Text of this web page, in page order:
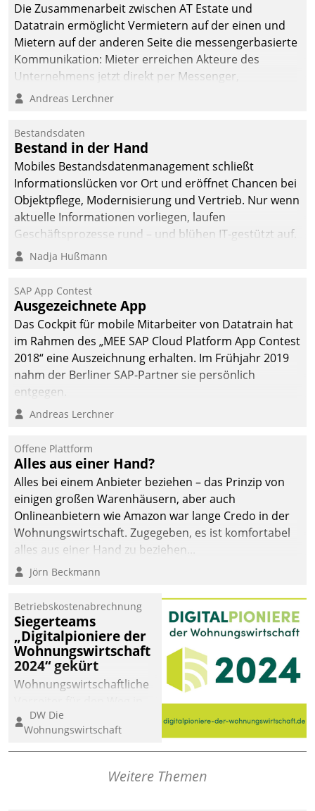
Die Zusammenarbeit zwischen AT Estate und
Datatrain ermöglicht Vermietern auf der einen und
Mietern auf der anderen Seite die messengerbasierte
Kommunikation: Mieter erreichen Akteure des
Unternehmens jetzt direkt per Messenger,
Mitarbeiter oder Dienstleister empfangen oder
Andreas Lerchner
Bestandsdaten
Bestand in der Hand
Mobiles Bestandsdatenmanagement schließt
Informationslücken vor Ort und eröffnet Chancen bei
Objektpflege, Modernisierung und Vertrieb. Nur wenn
aktuelle Informationen vorliegen, laufen
Geschäftsprozesse rund – und blühen IT-gestützt auf.
Nadja Hußmann
SAP App Contest
Ausgezeichnete App
Das Cockpit für mobile Mitarbeiter von Datatrain hat
im Rahmen des „MEE SAP Cloud Platform App Contest
2018“ eine Auszeichnung erhalten. Im Frühjahr 2019
nahm der Berliner SAP-Partner sie persönlich
entgegen.
Andreas Lerchner
Offene Plattform
Alles aus einer Hand?
Alles bei einem Anbieter beziehen – das Prinzip von
einigen großen Warenhäusern, aber auch
Onlineanbietern wie Amazon war lange Credo in der
Wohnungswirtschaft. Zugegeben, es ist komfortabel
alles aus einer Hand zu beziehen...
Jörn Beckmann
Betriebskostenabrechnung
Siegerteams
„Digitalpioniere der
Wohnungswirtschaft
2024“ gekürt
Wohnungswirtschaftliche
eine digitale Zukunft zu
finden, ist das Ziel des
Awards „Digitalpioniere
Wohnungswirtschaft“.
DW Die
Wohnungswirtschaft
Weitere Themen